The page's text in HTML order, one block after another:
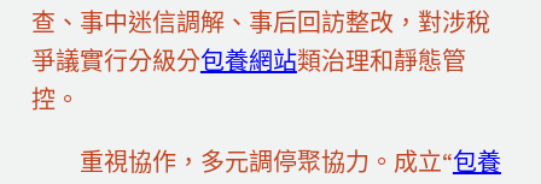
查、事中迷信調解、事后回訪整改，對涉稅
爭議實行分級分包養網站類治理和靜態管
控。
重視協作，多元調停聚協力。成立“包養